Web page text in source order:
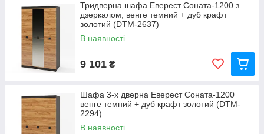
Тридверна шафа Еверест Соната-1200 з
дзеркалом, венге темний + дуб крафт
золотий (DTM-2637)
В наявності
9 101 ₴
Шафа 3-х дверна Еверест Соната-1200
венге темний + дуб крафт золотий (DTM-
2294)
В наявності